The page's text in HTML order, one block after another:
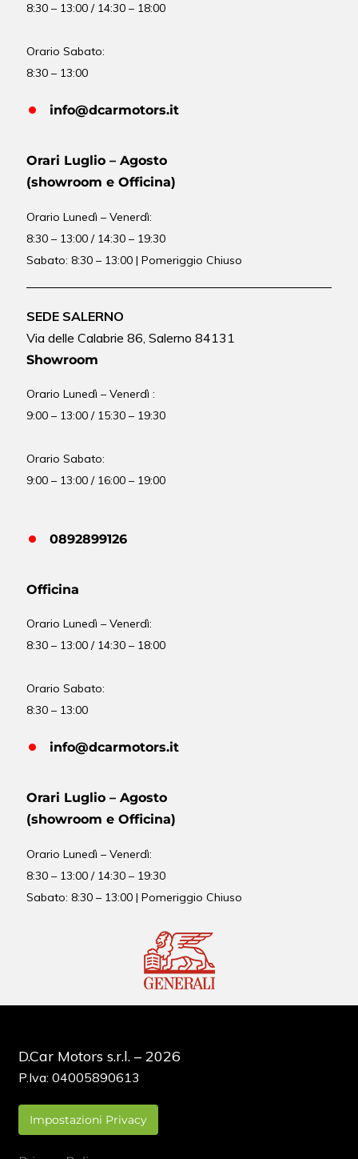
8:30 – 13:00 / 14:30 – 18:00
Orario Sabato:
8:30 – 13:00
info@dcarmotors.it
Orari Luglio – Agosto
(showroom e Officina)
OrarioLunedì – Venerdì:
8:30 – 13:00 / 14:30 – 19:30
Sabato: 8:30 – 13:00 | Pomeriggio Chiuso
SEDE SALERNO
Via delle Calabrie 86, Salerno 84131
Showroom
Orario Lunedì – Venerdì :
9:00 – 13:00 / 15:30 – 19:30
Orario Sabato:
9:00 – 13:00 / 16:00 – 19:00
0892899126
Officina
OrarioLunedì – Venerdì:
8:30 – 13:00 / 14:30 – 18:00
Orario Sabato:
8:30 – 13:00
info@dcarmotors.it
Orari Luglio – Agosto
(showroom e Officina)
OrarioLunedì – Venerdì:
8:30 – 13:00 / 14:30 – 19:30
Sabato: 8:30 – 13:00 | Pomeriggio Chiuso
D.Car Motors s.r.l. – 2026
P.Iva: 04005890613
Impostazioni Privacy